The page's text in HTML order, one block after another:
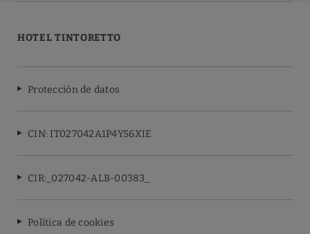
HOTEL TINTORETTO
Protección de datos
CIN: IT027042A1P4YS6XIE
CIR:_027042-ALB-00383_
Política de cookies